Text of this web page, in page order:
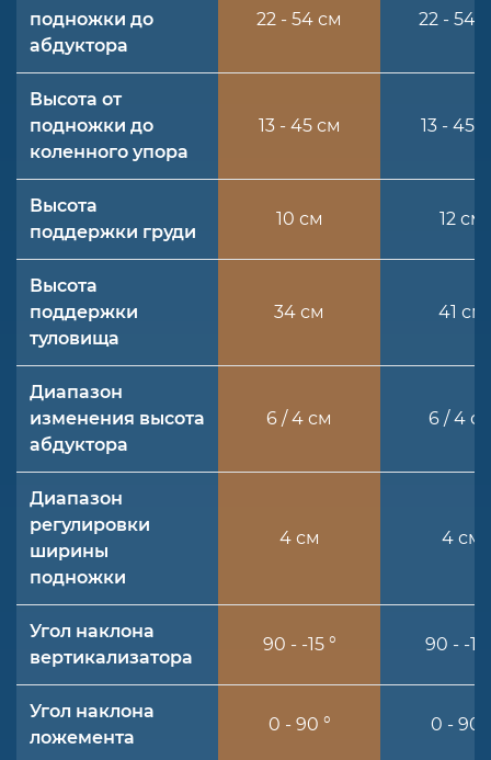
подножки до
абдуктора
22 - 54 см 22 - 54
Высота от
подножки до
коленного упора
13 - 45 см 13 - 45
Высота
поддержки груди
10 см 12 см
Высота
поддержки
туловища
34 см 41 см
Диапазон
изменения высота
абдуктора
6 / 4 см 6 / 4
Диапазон
регулировки
ширины
подножки
4 см 4 см
Угол наклона
вертикализатора
90 - -15 ° 90 - -15
Угол наклона
ложемента
0 - 90 ° 0 - 90